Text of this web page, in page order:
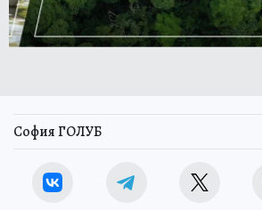
София ГОЛУБ